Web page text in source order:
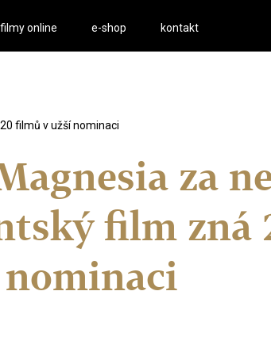
filmy online e-shop kontakt
filmů v užší nominaci
za
film zná